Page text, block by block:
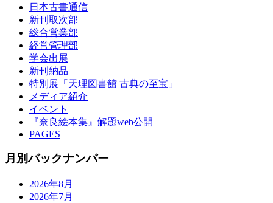
日本古書通信
新刊取次部
総合営業部
経営管理部
学会出展
新刊納品
特別展「天理図書館 古典の至宝」
メディア紹介
イベント
『奈良絵本集』解題web公開
PAGES
月別バックナンバー
2026年8月
2026年7月